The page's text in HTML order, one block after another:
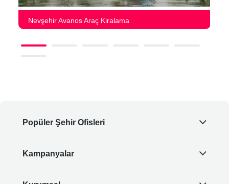
Nevşehir Avanos Araç Kiralama
Popüler Şehir Ofisleri
Kampanyalar